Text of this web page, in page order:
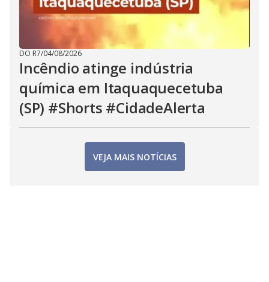
DO R7/04/08/2026
Incêndio atinge indústria
química em Itaquaquecetuba
(SP) #Shorts #CidadeAlerta
VEJA MAIS NOTÍCIAS